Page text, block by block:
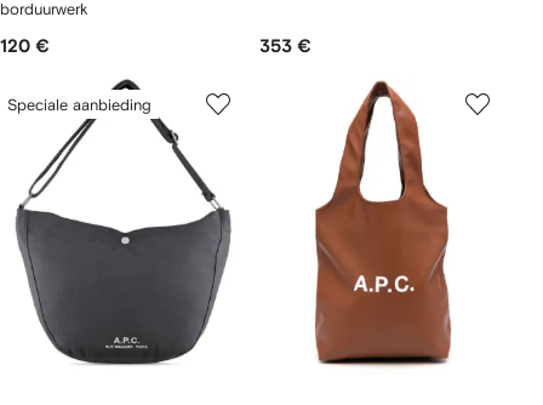
borduurwerk
120 € 353 €
Speciale aanbieding